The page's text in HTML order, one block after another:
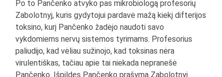
Po to Pančenko atvyko pas mikrobiologą profesorių
Zabolotnyj, kuris gydytojui pardavė mažą kiekį difterijos
toksino, kurį Pančenko žadėjo naudoti savo
vykdomiems nervų sistemos tyrimams. Profesorius
paliudijo, kad vėliau sužinojo, kad toksinas nėra
virulentiškas, tačiau apie tai niekada nepranešė
Pančenko. Išpildęs Pančenko prašymą Zabolotnyj